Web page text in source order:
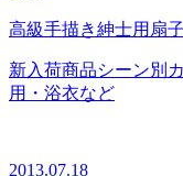
高級手描き紳士用扇
新入荷商品シーン別
用・浴衣など
2013.07.18